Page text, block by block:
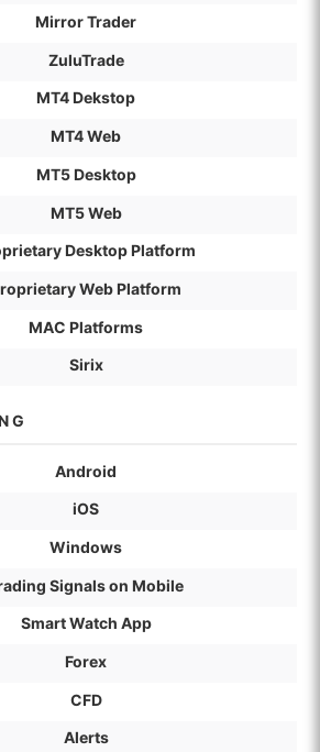
Mirror Trader
ZuluTrade
MT4 Dekstop
MT4 Web
MT5 Desktop
MT5 Web
Desktop Platform
Web Platform
MAC Platforms
Sirix
Android
iOS
Windows
Signals on Mobile
Smart Watch App
Forex
CFD
Alerts